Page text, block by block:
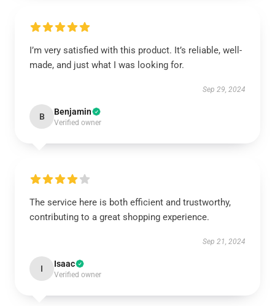
I’m very satisfied with this product. It’s reliable, well-
made, and just what I was looking for.
Sep 29, 2024
B Benjamin
Verified owner
The service here is both efficient and trustworthy,
contributing to a great shopping experience.
Sep 21, 2024
I Isaac
Verified owner